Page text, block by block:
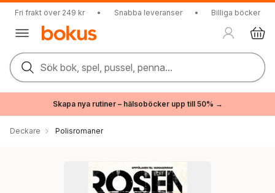
Fri frakt över 249 kr • Snabba leveranser • Billiga böcker
Sök bok, spel, pussel, penna...
Skapa nya rutiner – hälsoböcker upp till 50% →
Deckare Polisromaner